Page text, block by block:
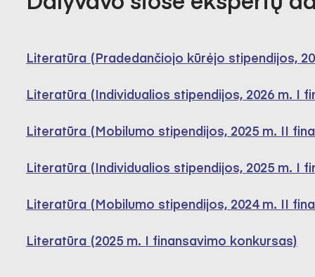
Literatūra (Pradedančiojo kūrėjo stipendijos,
Literatūra (Individualios stipendijos, 2026 m. I
Literatūra (Mobilumo stipendijos, 2025 m. II
Literatūra (Individualios stipendijos, 2025 m. I
Literatūra (Mobilumo stipendijos, 2024 m. II
Literatūra (2025 m. I finansavimo konkursas)